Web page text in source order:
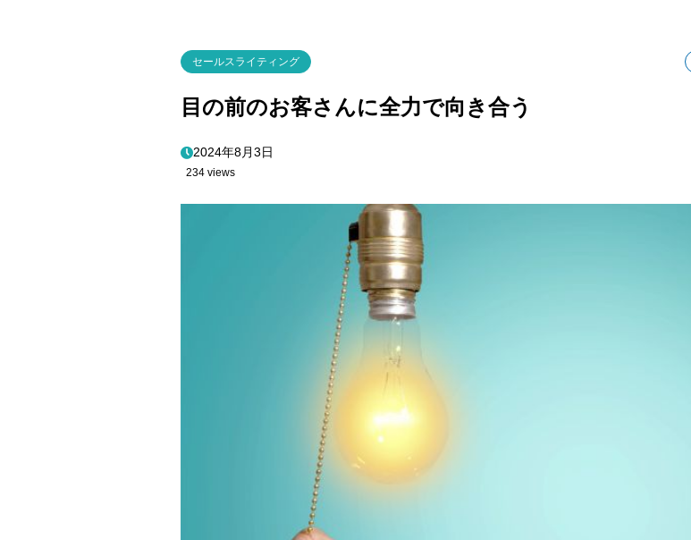
セールスライティング
目の前のお客さんに全力で向き合う
2024年8月3日
234 views